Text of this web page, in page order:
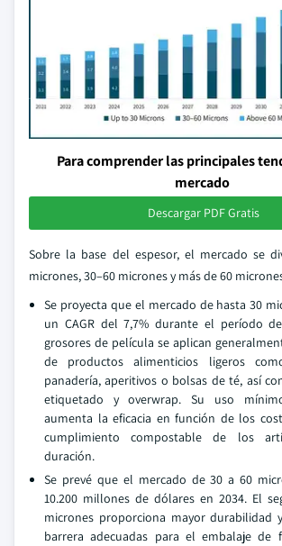
Para comprender las principales
mercado
Descargar PDF Gratis
Sobre la base del espesor, el mercado se
micrones, 30–60 micrones y más de 60
Se proyecta que el mercado de hasta 30
un CAGR del 7,7% durante el período
grosores de película se aplican
de productos alimenticios ligeros
panadería, aperitivos o bolsas de té, así
etiquetado y overwrap. Su uso
aumenta la eficacia en función de los
cumplimiento compostable de los
duración.
Se prevé que el mercado de 30 a 60
10.200 millones de dólares en 2034. El
micrones proporciona mayor durabilidad
barrera adecuadas para el embalaje de